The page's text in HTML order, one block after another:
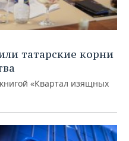
татарские корни
«Квартал изящных